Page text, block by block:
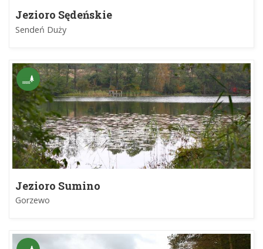
Jezioro Sędeńskie
Sendeń Duży
Jezioro Sumino
Gorzewo